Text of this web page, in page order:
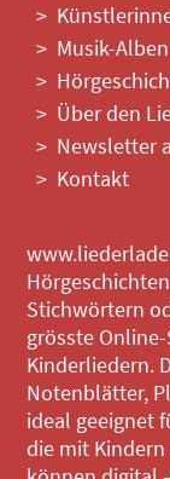
Musik-Alben
Über den
Newsletter
Kontakt
Stichwörtern
grösste
Kinderliedern.
Notenblätter,
ideal geeignet
die mit